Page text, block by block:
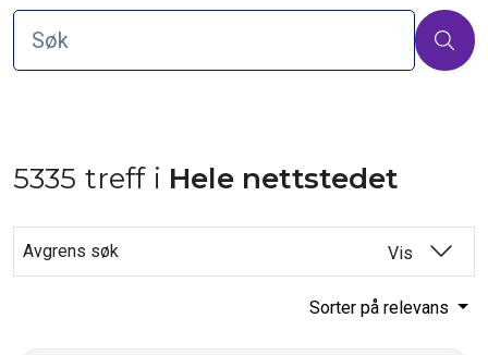
5335 treff i Hele nettstedet
Avgrens søk Vis
Sorter på relevans